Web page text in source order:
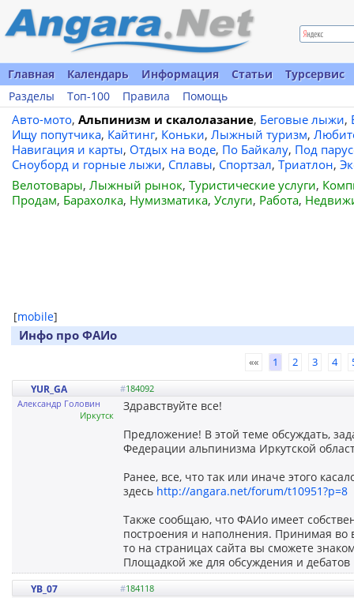
Главная Календарь Информация Статьи
Турсервис
Разделы
Топ-100 Правила Помощь
Авто-мото, Альпинизм и скалолазание, Беговые лыжи,
Ищу попутчика, Кайтинг, Коньки, Лыжный туризм,
Навигация и карты, Отдых на воде, По Байкалу, Под
Сноуборд и горные лыжи, Сплавы, Спортзал, Триатлон,
Велотовары, Лыжный рынок, Туристические услуги,
Продам, Барахолка, Нумизматика, Услуги, Работа,
[mobile]
Инфо про ФАИо
«« 1 2 3 4
YUR_GA #184092
Александр Головин
Иркутск
Здравствуйте все!
Предложение! В этой теме обсуждать,
Федерации альпинизма Иркутской
Ранее, все, что так или иначе этого
здесь http://angara.net/forum/t10951?p=8
Также сообщаю, что ФАИо имеет
построения и наполнения. Принимая
то на страницах сайта вы сможете
Площадкой же для обсуждения и
YB_07 #184118